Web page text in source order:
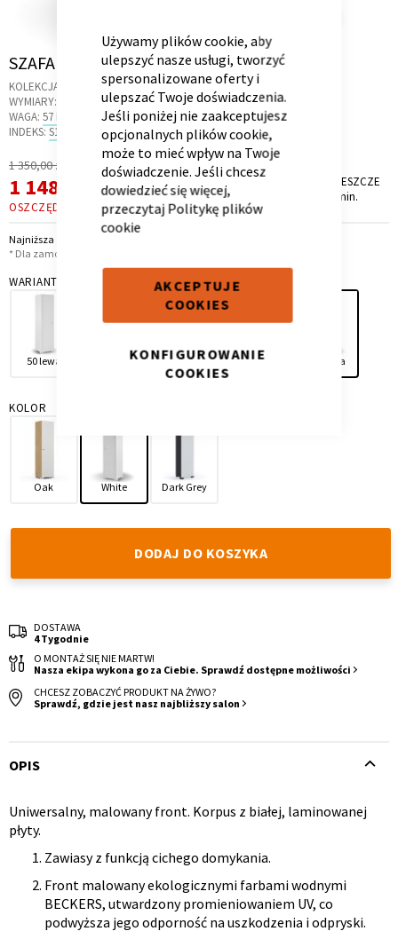
Używamy plików cookie, aby
ulepszyć nasze usługi, tworzyć
spersonalizowane oferty i
ulepszać Twoje doświadczenia.
Jeśli poniżej nie zaakceptujesz
opcjonalnych plików cookie,
może to mieć wpływ na Twoje
doświadczenie. Jeśli chcesz
dowiedzieć się więcej,
przeczytaj Politykę plików
cookie
AKCEPTUJE
COOKIES
KONFIGUROWANIE
COOKIES
Skip
the
beginning
of
images
gallery
SZAFA 50 PRAWA UNI WHITE
KOLEKCJA:
HORSE WHITE
WYMIARY:
50 X 46.6 X 200 CM
WAGA: 57 KG
INDEKS: S1.2P
Regularna
Cena
1 350,00 zł
Cena
promocyjna
1 148,00 zł*
OSZCZĘDZASZ 202,00 ZŁ
PROMOCJA TRWA JESZCZE
7 dni, 14 godz. i 26 min.
Najniższa cena z 30 dni przed obniżką: 1 148,00 zł
* Dla zamówień powyżej 6 999,00 zł
WARIANT
50 lewa 150 narożna 50 prawa
KOLOR
Oak White Dark Grey
DODAJ DO KOSZYKA
DOSTAWA
4 Tygodnie
O MONTAŻ SIĘ NIE MARTW!
Nasza ekipa wykona go za Ciebie. Sprawdź dostępne możliwości
CHCESZ ZOBACZYĆ PRODUKT NA ŻYWO?
Sprawdź, gdzie jest nasz najbliższy salon
OPIS
Opis
produktu
Uniwersalny, malowany front. Korpus z białej, laminowanej
płyty.
Zawiasy z funkcją cichego domykania.
Front malowany ekologicznymi farbami wodnymi
BECKERS, utwardzony promieniowaniem UV, co
podwyższa jego odporność na uszkodzenia i odpryski.
Kontenerek Półka i szafka wisząca
Toaletka Skrzynia i stolik
Krzesło i fotel Wszystkie meble